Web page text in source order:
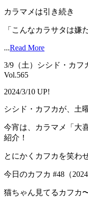
カラマメは引き続き
「こんなカラサタは嫌
...Read More
3/9（土）シシド・カフ
Vol.565
2024/3/10 UP!
シシド・カフカが、土
今宵は、カラマメ「大
紹介！
とにかくカフカを笑わ
今日のカフカ #48（2024
猫ちゃん見てるカフカ